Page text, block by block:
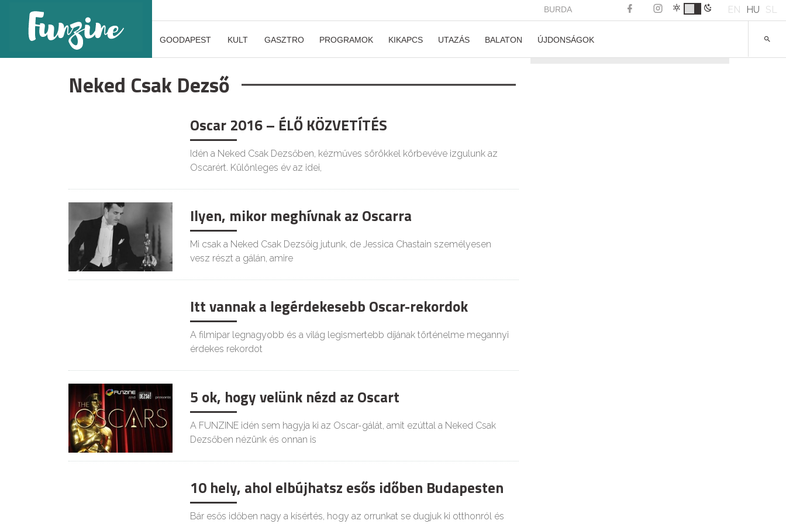
BURDA EN HU SL
GOODAPEST KULT GASZTRO PROGRAMOK KIKAPCS UTAZÁS BALATON ÚJDONSÁGOK
Neked Csak Dezső
Oscar 2016 – ÉLŐ KÖZVETÍTÉS
Idén a Neked Csak Dezsőben, kézműves sörökkel körbevéve izgulunk az
Oscarért. Különleges év az idei,
Ilyen, mikor meghívnak az Oscarra
Mi csak a Neked Csak Dezsőig jutunk, de Jessica Chastain személyesen
vesz részt a gálán, amire
Itt vannak a legérdekesebb Oscar-rekordok
A filmipar legnagyobb és a világ legismertebb díjának történelme megannyi
érdekes rekordot
5 ok, hogy velünk nézd az Oscart
A FUNZINE idén sem hagyja ki az Oscar-gálát, amit ezúttal a Neked Csak
Dezsőben nézünk és onnan is
10 hely, ahol elbújhatsz esős időben Budapesten
Bár esős időben nagy a kísértés, hogy az orrunkat se dugjuk ki otthonról és